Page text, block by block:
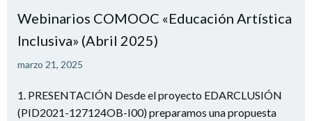
Webinarios COMOOC «Educación Artística
Inclusiva» (Abril 2025)
marzo 21, 2025
1. PRESENTACIÓN Desde el proyecto EDARCLUSIÓN
(PID2021-127124OB-I00) preparamos una propuesta